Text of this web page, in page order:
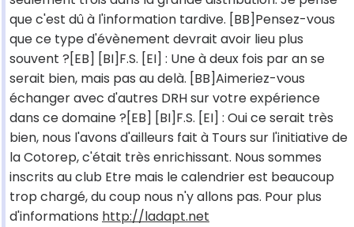
que c'est dû à l'information tardive. [BB]Pensez-vous
que ce type d'évènement devrait avoir lieu plus
souvent ?[EB] [BI]F.S. [EI] : Une à deux fois par an se
serait bien, mais pas au delà. [BB]Aimeriez-vous
échanger avec d'autres DRH sur votre expérience
dans ce domaine ?[EB] [BI]F.S. [EI] : Oui ce serait très
bien, nous l'avons d'ailleurs fait à Tours sur l'initiative de
la Cotorep, c'était très enrichissant. Nous sommes
inscrits au club Etre mais le calendrier est beaucoup
trop chargé, du coup nous n'y allons pas. Pour plus
d'informations http://ladapt.net